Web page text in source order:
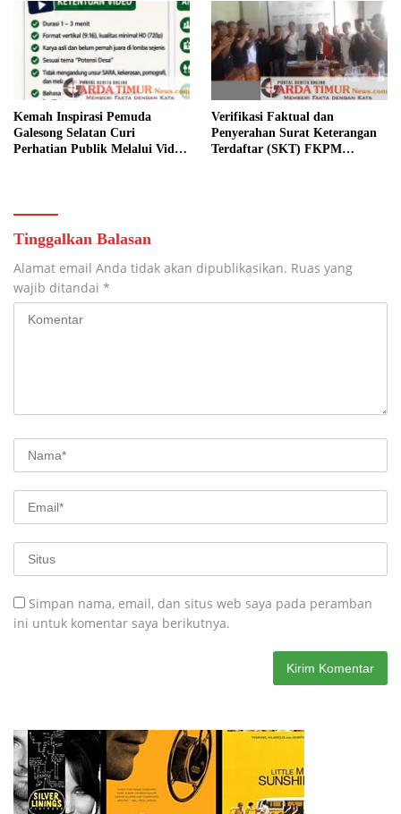
Kemah Inspirasi Pemuda
Galesong Selatan Curi
Perhatian Publik Melalui Video
Verifikasi Faktual dan
Penyerahan Surat Keterangan
Terdaftar (SKT) FKPM
Tinggalkan Balasan
Alamat email Anda tidak akan dipublikasikan. Ruas yang
wajib ditandai *
Simpan nama, email, dan situs web saya pada peramban
ini untuk komentar saya berikutnya.